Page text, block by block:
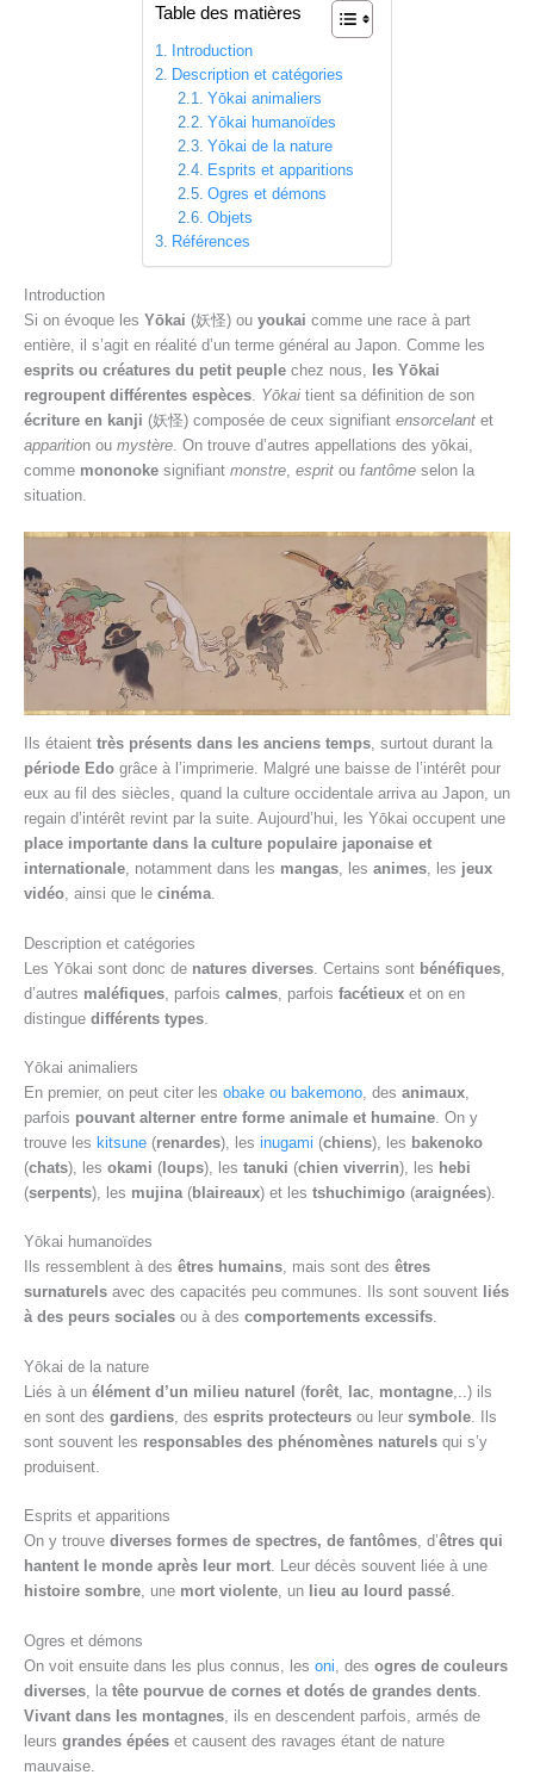
Table des matières
Introduction
Description et catégories
Yōkai animaliers
Yōkai humanoïdes
Yōkai de la nature
Esprits et apparitions
Ogres et démons
Objets
Références
Introduction
Si on évoque les Yōkai (妖怪) ou youkai comme une race à part
entière, il s’agit en réalité d’un terme général au Japon. Comme les
esprits ou créatures du petit peuple chez nous,
les Yōkai
regroupent différentes espèces Yōkai tient sa définition de son
écriture en kanji (妖怪) composée de ceux signifiant ensorcelant et
apparition ou mystère . On trouve d’autres appellations des yōkai,
comme mononoke signifiant monstre esprit ou fantôme selon la
situation.
Ils étaient très présents dans les anciens temps, surtout durant la
période Edo grâce à l’imprimerie. Malgré une baisse de l’intérêt pour
eux au fil des siècles, quand la culture occidentale arriva au Japon, un
regain d’intérêt revint par la suite. Aujourd’hui, les Yōkai occupent une
place importante dans la culture populaire japonaise et
internationale, notamment dans les mangas, les animes, les jeux
vidéo, ainsi que le cinéma.
Description et catégories
Les Yōkai sont donc de natures diverses . Certains sont bénéfiques
d’autres maléfiques , parfois calmes , parfois facétieux et on en
distingue différents types
Yōkai animaliers
En premier, on peut citer les obake ou bakemono , des animaux
parfois pouvant alterner entre forme animale et humaine . On y
trouve les kitsune (renardes), les inugami (chiens), les bakenoko
(chats), les okami ( loups), les tanuki (chien viverrin), les hebi
(serpents), les mujina (blaireaux) et les tshuchimigo (araignées).
Yōkai humanoïdes
Ils ressemblent à des êtres humains, mais sont des êtres
surnaturels avec des capacités peu communes. Ils sont souvent liés
à des peurs sociales ou à des comportements excessifs.
Yōkai de la nature
Liés à un élément d’un milieu naturel (forêt lac montagne ,..) ils
en sont des gardiens , des esprits protecteurs ou leur symbole . Ils
sont souvent les responsables des phénomènes naturels qui s’y
produisent.
Esprits et apparitions
On y trouve diverses formes de spectres, de fantômes, d’êtres qui
hantent le monde après leur mort. Leur décès souvent liée à une
histoire sombre, une mort violente, un lieu au lourd passé.
Ogres et démons
On voit ensuite dans les plus connus, les oni , des ogres de couleurs
diverses , la tête pourvue de cornes et dotés de grandes dents
Vivant dans les montagnes , ils en descendent parfois, armés de
leurs grandes épées et causent des ravages étant de nature
mauvaise.